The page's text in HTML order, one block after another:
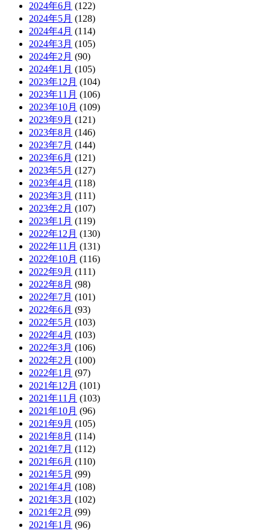
2024年6月 (122)
2024年5月 (128)
2024年4月 (114)
2024年3月 (105)
2024年2月 (90)
2024年1月 (105)
2023年12月 (104)
2023年11月 (106)
2023年10月 (109)
2023年9月 (121)
2023年8月 (146)
2023年7月 (144)
2023年6月 (121)
2023年5月 (127)
2023年4月 (118)
2023年3月 (111)
2023年2月 (107)
2023年1月 (119)
2022年12月 (130)
2022年11月 (131)
2022年10月 (116)
2022年9月 (111)
2022年8月 (98)
2022年7月 (101)
2022年6月 (93)
2022年5月 (103)
2022年4月 (103)
2022年3月 (106)
2022年2月 (100)
2022年1月 (97)
2021年12月 (101)
2021年11月 (103)
2021年10月 (96)
2021年9月 (105)
2021年8月 (114)
2021年7月 (112)
2021年6月 (110)
2021年5月 (99)
2021年4月 (108)
2021年3月 (102)
2021年2月 (99)
2021年1月 (96)